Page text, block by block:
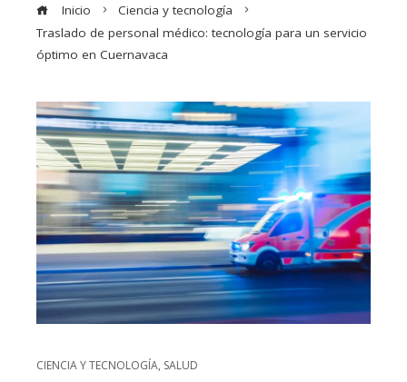
Inicio
Ciencia y tecnología
Traslado de personal médico: tecnología para un servicio
óptimo en Cuernavaca
CIENCIA Y TECNOLOGÍA, SALUD